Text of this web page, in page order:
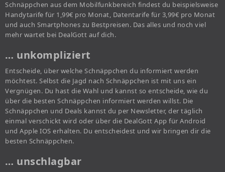
Schnäppchen aus dem Mobilfunkbereich findest du beispielsweise
Handytarife für 1,99€ pro Monat, Datentarife für 3,99€ pro Monat
und auch Smartphones zu Bestpreisen. Das alles und noch viel
mehr wartet bei DealGott auf dich.
… unkompliziert
Entscheide, über welche Schnäppchen du informiert werden
möchtest. Selbst die Jagd nach Schnäppchen ist mit uns ein
Vergnügen. Du hast die Wahl und kannst so entscheide, wie du
über die besten Schnäppchen informiert werden willst. Die
Schnäppchen und Deals kannst du per Newsletter, der täglich
einmal verschickt wird oder über die DealGott App für Android
und Apple IOS erhalten. Du entscheidest und wir bringen dir die
besten Schnäppchen.
… unschlagbar